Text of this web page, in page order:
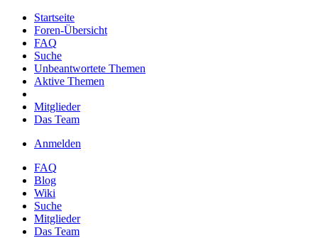
Startseite
Foren-Übersicht
FAQ
Suche
Unbeantwortete Themen
Aktive Themen
Mitglieder
Das Team
Anmelden
FAQ
Blog
Wiki
Suche
Mitglieder
Das Team